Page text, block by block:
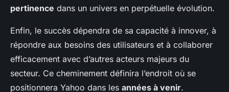
pertinence dans un univers en perpétuelle évolution.
Enfin, le succès dépendra de sa capacité à innover, à
répondre aux besoins des utilisateurs et à collaborer
efficacement avec d’autres acteurs majeurs du
secteur. Ce cheminement définira l’endroit où se
positionnera Yahoo dans les années à venir.